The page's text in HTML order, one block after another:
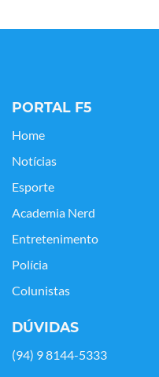
PORTAL F5
Home
Notícias
Esporte
Academia Nerd
Entretenimento
Polícia
Colunistas
DÚVIDAS
(94) 9 8144-5333